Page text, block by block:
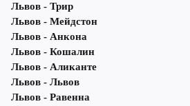
Львов - Трир
Львов - Мейдстон
Львов - Анкона
Львов - Кошалин
Львов - Аликанте
Львов - Львов
Львов - Равенна